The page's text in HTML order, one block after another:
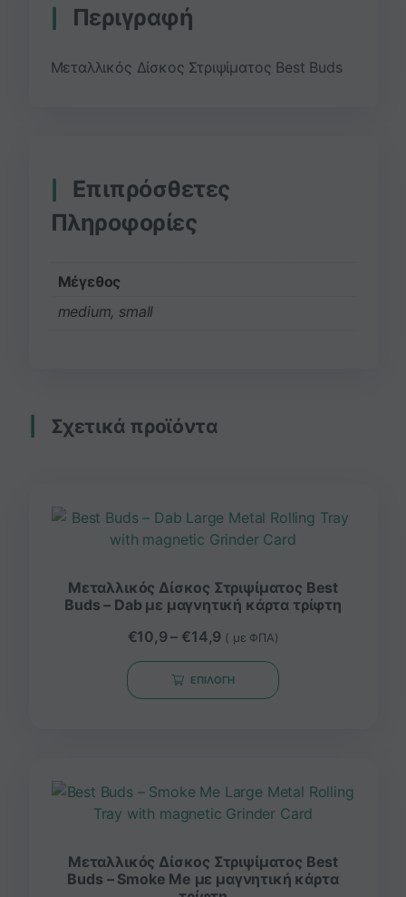
Περιγραφή
Μεταλλικός Δίσκος Στριψίματος Best Buds
Επιπρόσθετες
Πληροφορίες
Μέγεθος
medium, small
Σχετικά προϊόντα
Μεταλλικός Δίσκος Στριψίματος Best
Buds – Dab με μαγνητική κάρτα τρίφτη
€10,9– €14,9 ( με ΦΠΑ)
ΕΠΙΛΟΓΉ
Μεταλλικός Δίσκος Στριψίματος Best
Buds – Smoke Me με μαγνητική κάρτα